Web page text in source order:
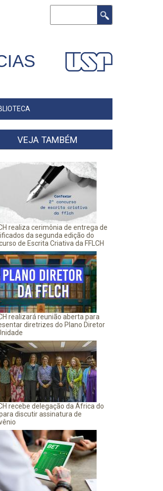
VEJA TAMBÉM
realiza cerimônia de entrega de
da segunda edição do
de Escrita Criativa da FFLCH
realizará reunião aberta para
diretrizes do Plano Diretor
recebe delegação da África do
discutir assinatura de